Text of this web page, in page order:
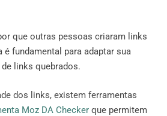
que outras pessoas criaram links
é fundamental para adaptar sua
links quebrados.
dos links, existem ferramentas
Moz DA Checker que permitem